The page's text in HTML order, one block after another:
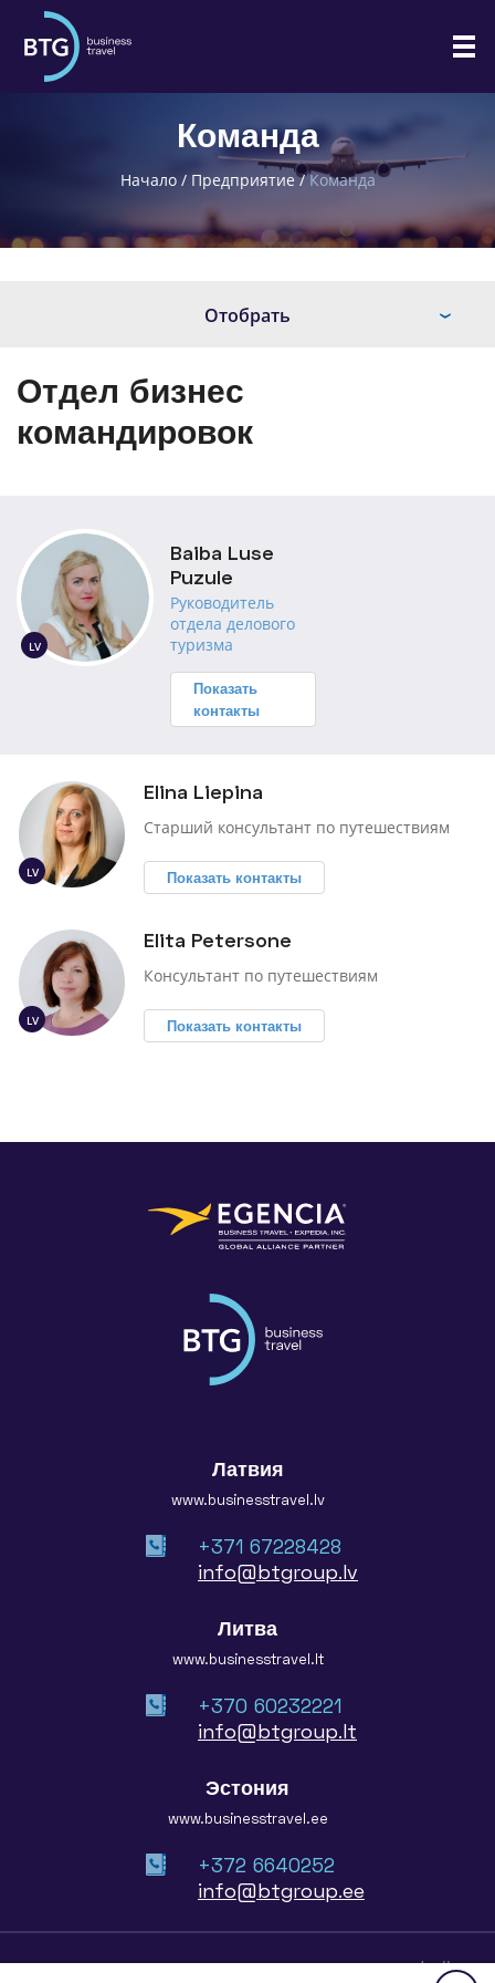
Команда
Начало/ Предприятие/Команда
Отобрать
Отдел бизнес
командировок
LV
Baiba Luse
Puzule
Руководитель
отдела делового
туризма
Показать
контакты
LV
Elina Liepina
Cтарший консультант по путешествиям
Показать контакты
LV
Elita Petersone
Консультант по путешествиям
Показать контакты
Латвия
www.businesstravel.lv
+371 67228428
info@btgroup.lv
Литва
www.businesstravel.lt
+370 60232221
info@btgroup.lt
Эстония
www.businesstravel.ee
+372 6640252
info@btgroup.ee